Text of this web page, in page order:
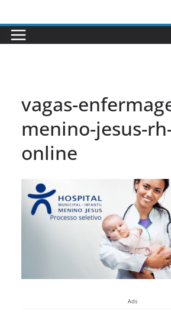
para
o
vagas-
menino-jesus-
online
Ads